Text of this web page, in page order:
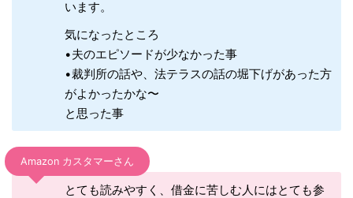
います。
気になったところ
•夫のエピソードが少なかった事
•裁判所の話や、法テラスの話の堀下げがあった方
がよかったかな〜
と思った事
Amazon カスタマーさん
とても読みやすく、借金に苦しむ人にはとても参